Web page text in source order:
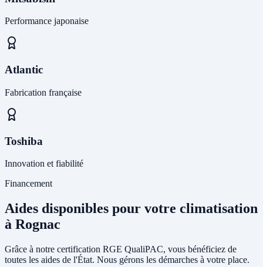
Performance japonaise
Atlantic
Fabrication française
Toshiba
Innovation et fiabilité
Financement
Aides disponibles pour votre climatisation
à Rognac
Grâce à notre certification RGE QualiPAC, vous bénéficiez de
toutes les aides de l'État. Nous gérons les démarches à votre place.